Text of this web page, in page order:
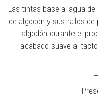
Las tintas base al agua
de algodón y sustratos
algodón durante el
acabado suave al